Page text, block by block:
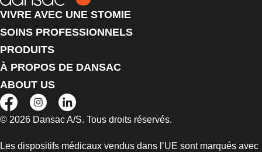
VIVRE AVEC UNE STOMIE
SOINS PROFESSIONNELS
PRODUITS
À PROPOS DE DANSAC
ABOUT US
© 2026 Dansac A/S. Tous droits réservés.
Les dispositifs médicaux vendus dans l’UE sont marqués avec